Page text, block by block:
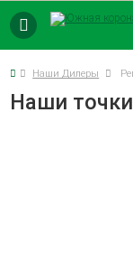
Наши Дилеры
Наши